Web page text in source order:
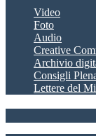
Video
Foto
Audio
Creative
Archivio
Consigli
Lettere del